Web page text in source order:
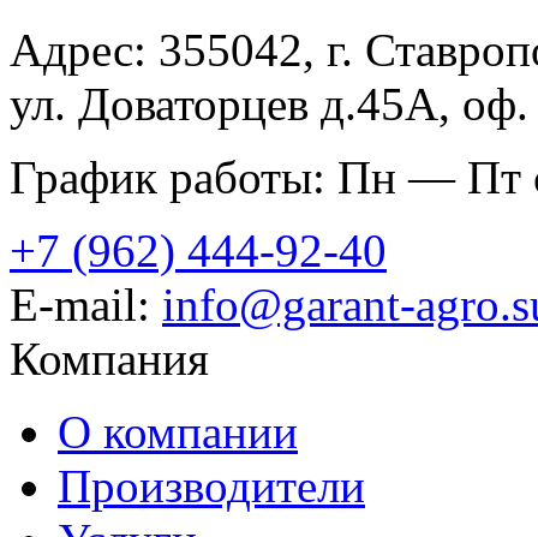
Адрес: 355042, г.
ул. Доваторцев д.45А,
График работы: Пн — Пт
+7 (962) 444-92-40
E-mail: info@garant-
Компания
О компании
Производители